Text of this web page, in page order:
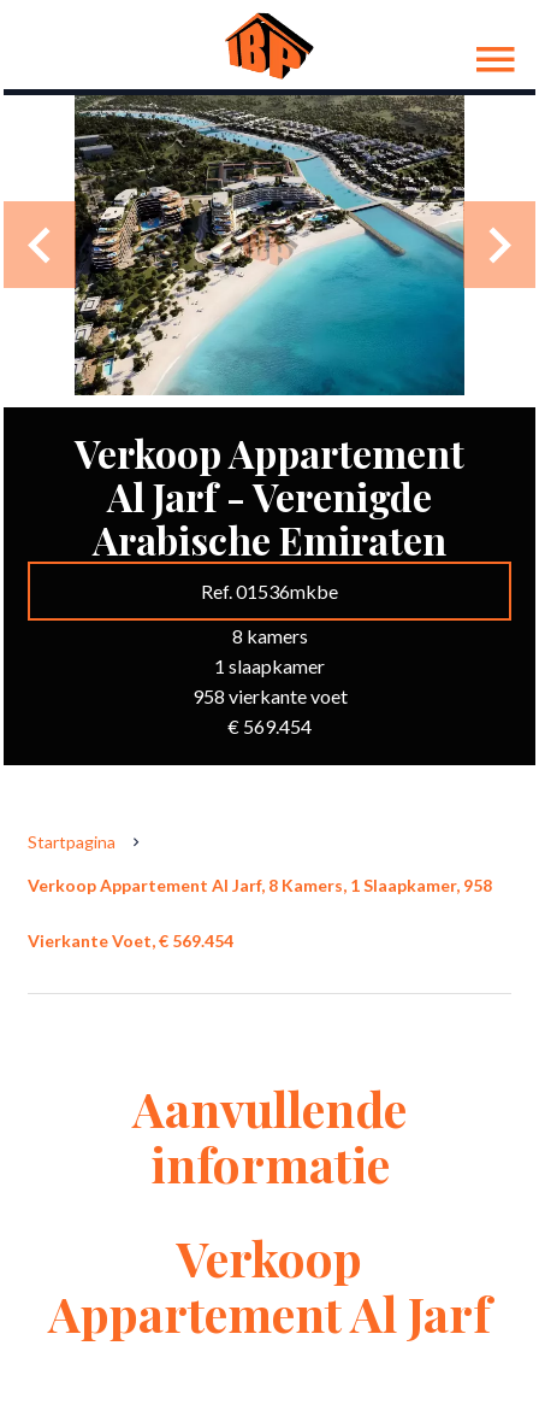
Verkoop Appartement
Al Jarf - Verenigde
Arabische Emiraten
Ref. 01536mkbe
8 kamers
1 slaapkamer
958 vierkante voet
€ 569.454
Startpagina
Verkoop Appartement Al Jarf, 8 Kamers, 1 Slaapkamer, 958
Vierkante Voet, € 569.454
Aanvullende
informatie
Verkoop
Appartement Al Jarf